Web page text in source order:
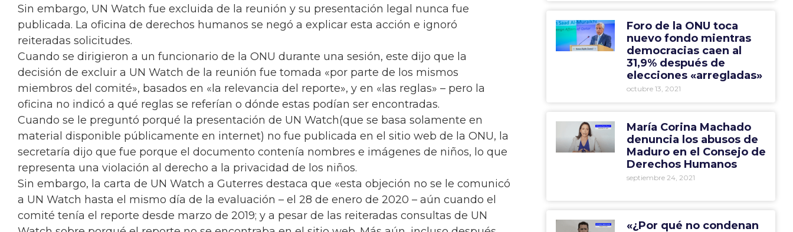
Sin embargo, UN Watch fue excluida de la reunión y su presentación legal nunca fue
publicada. La oficina de derechos humanos se negó a explicar esta acción e ignoró
reiteradas solicitudes.
Cuando se dirigieron a un funcionario de la ONU durante una sesión, este dijo que la
decisión de excluir a UN Watch de la reunión fue tomada «por parte de los mismos
miembros del comité», basados en «la relevancia del reporte», y en «las reglas» – pero la
oficina no indicó a qué reglas se referían o dónde estas podían ser encontradas.
Cuando se le preguntó porqué la presentación de UN Watch(que se basa solamente en
material disponible públicamente en internet) no fue publicada en el sitio web de la ONU, la
secretaría dijo que fue porque el documento contenía nombres e imágenes de niños, lo que
representa una violación al derecho a la privacidad de los niños.
Sin embargo, la carta de UN Watch a Guterres destaca que «esta objeción no se le comunicó
a UN Watch hasta el mismo día de la evaluación – el 28 de enero de 2020 – aún cuando el
comité tenía el reporte desde marzo de 2019; y a pesar de las reiteradas consultas de UN
Foro de la ONU toca
nuevo fondo mientras
democracias caen al
31,9% después de
elecciones «arregladas»
octubre 13, 2021
María Corina Machado
denuncia los abusos de
Maduro en el Consejo de
Derechos Humanos
septiembre 24, 2021
«¿Por qué no condenan